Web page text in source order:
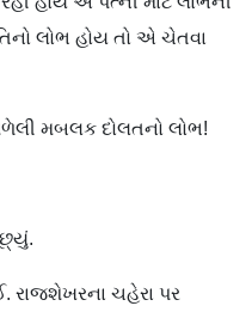
લોભ હોય તો એ ચેતવા
મબલક દોલતનો લોભ!
રાજશેખરના ચહેરા પર